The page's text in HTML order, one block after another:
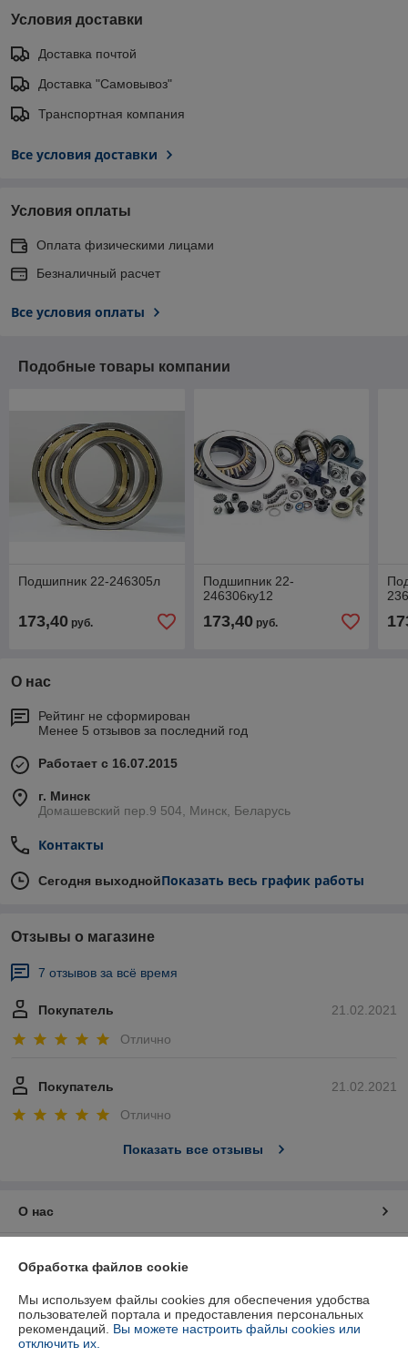
Условия доставки
Доставка почтой
Доставка "Самовывоз"
Транспортная компания
Все условия доставки
Условия оплаты
Оплата физическими лицами
Безналичный расчет
Все условия оплаты
Подобные товары компании
Подшипник 22-246305л
173,40 руб.
Подшипник 22-
246306ку12
173,40руб.
О нас
Рейтинг не сформирован
Менее 5 отзывов за последний год
Работает с 16.07.2015
г. Минск
Домашевский пер.9 504, Минск, Беларусь
Контакты
Сегодня выходнойПоказать весь график работы
Отзывы о магазине
7 отзывов за всё время
21.02.2021
Покупатель
Отлично
21.02.2021
Покупатель
Отлично
Показать все отзывы
О нас
Доставка и оплата
График работы
Обработка файлов cookie
Мы используем файлы cookies для обеспечения удобства
пользователей портала и предоставления персональных
рекомендаций. Вы можете настроить файлы cookies или
отключить их.